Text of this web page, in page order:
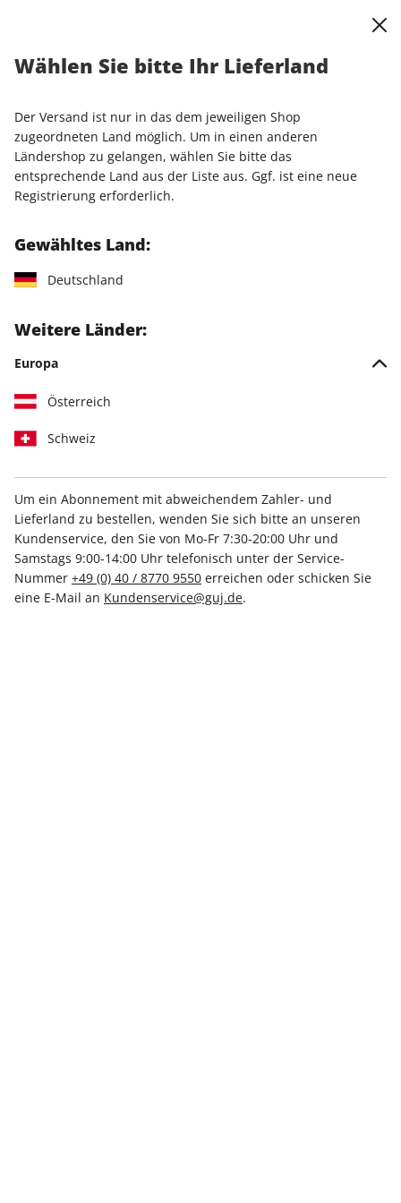
Startseite Produkte Heftschuber
Heftschuber
1 Artikel
Filter
stern Crime-Schuber
10,90 €
Wählen Sie bitte Ihr Lieferland
Der Versand ist nur in das dem jeweiligen Shop
zugeordneten Land möglich. Um in einen anderen
Ländershop zu gelangen, wählen Sie bitte das
entsprechende Land aus der Liste aus. Ggf. ist eine neue
Registrierung erforderlich.
Gewähltes Land:
Deutschland
Weitere Länder:
Europa
Österreich
Schweiz
Um ein Abonnement mit abweichendem Zahler- und
Lieferland zu bestellen, wenden Sie sich bitte an unseren
Kundenservice, den Sie von Mo-Fr 7:30-20:00 Uhr und
Samstags 9:00-14:00 Uhr telefonisch unter der Service-
Nummer +49 (0) 40 / 8770 9550 erreichen oder schicken Sie
eine E-Mail an Kundenservice@guj.de.